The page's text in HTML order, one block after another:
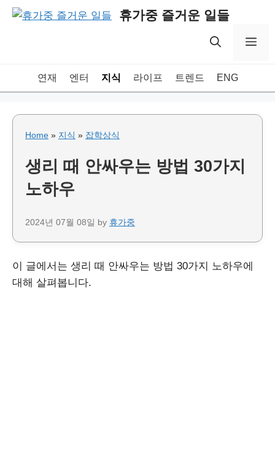
Skip
휴가중 즐거운 일들
연재 엔터 지식 라이프 트렌드 ENG
Home » 지식 » 잡학상식
생리 때 안싸우는 방법 30가지
노하우
2024년 07월 08일 by 휴가중
이 글에서는 생리 때 안싸우는 방법 30가지 노하우에
대해 살펴봅니다.